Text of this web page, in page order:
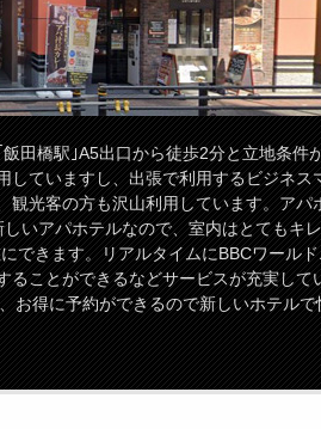
田橋駅｣A5出口から徒歩2分と立地条件
していますし、出張で利用するビジネス
観光客の方も沢山利用しています。アパ
いアパホテルなので、室内はとてもキ
できます。リアルタイムにBBCワール
ることができるなどサービスが充実して
お得に予約ができるので新しいホテル